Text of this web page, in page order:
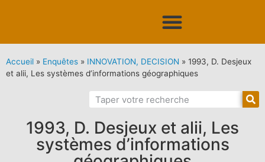
Accueil » Enquêtes » INNOVATION, DECISION » 1993, D. Desjeux
et alii, Les systèmes d’informations géographiques
1993, D. Desjeux et alii, Les
systèmes d’informations